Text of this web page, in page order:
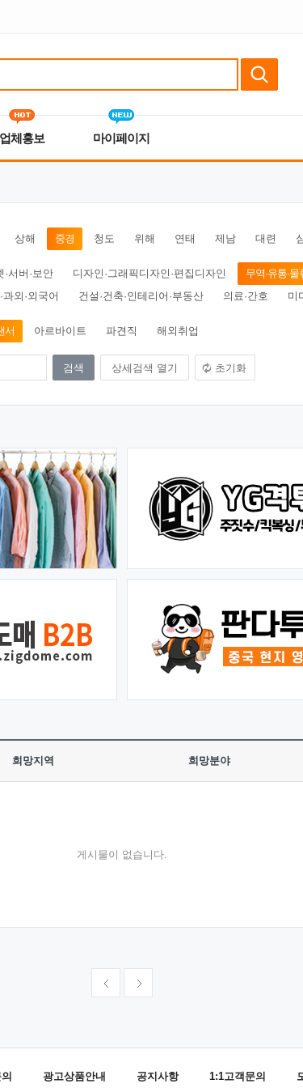
업체홍보 마이페이지
상해 중경 청도 위해 연태 제남 대련
·서버·보안 디자인·그래픽디자인·편집디자인
무역·유통·물
과외·외국어 건설·건축·인테리어·부동산 의료·간호 미
서 아르바이트 파견직 해외취업
상세검색 열기 초기화
희망지역 희망분야
게시물이 없습니다.
광고상품안내 공지사항 1:1고객문의